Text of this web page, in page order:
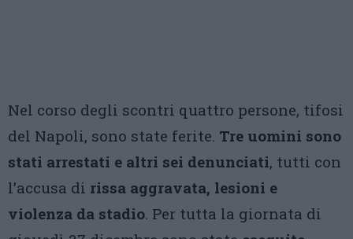
Nel corso degli scontri quattro persone, tifosi
del Napoli, sono state ferite. Tre uomini sono
stati arrestati e altri sei denunciati, tutti con
l’accusa di rissa aggravata, lesioni e
violenza da stadio. Per tutta la giornata di